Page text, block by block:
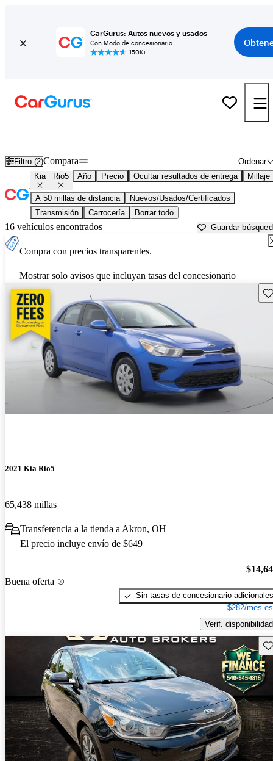
CarGurus: Autos nuevos y usados
Con Modo de concesionario
150K+
Filtro (2) Ordenar
Compara
Kia Rio5 Año Precio Ocultar resultados de entrega Millaje
A 50 millas de distancia
Nuevos/Usados/Certificados
Transmisión
Carrocería Borrar todo
16 vehículos encontrados Guardar
Compra con precios transparentes.
Mostrar solo avisos que incluyan tasas del concesionario
2021 Kia Rio5
65,438 millas
Transferencia a la tienda a Akron, OH
El precio incluye envío de $649
Buena oferta
Sin tasas de concesionario adicionales
$282/mes
Verif. disponibilidad